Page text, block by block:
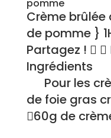
pomme
Crème
de pomme }
Partagez !  
Ingrédients
Pour les
de foie gras
60g de